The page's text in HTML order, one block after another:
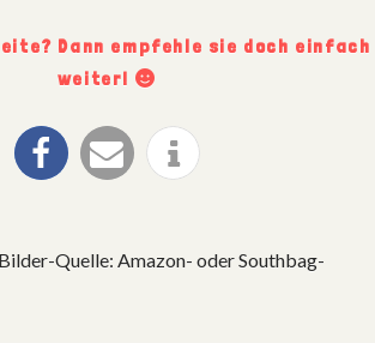
Dann empfehle sie doch einfach
weiter!
Quelle: Amazon- oder Southbag-